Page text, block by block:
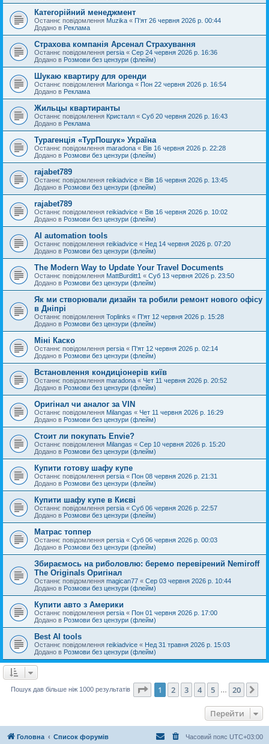
Категорійний менеджмент
Останнє повідомлення Muzika « П'ят 26 червня 2026 р. 00:44
Додано в Реклама
Страхова компанія Арсенал Страхування
Останнє повідомлення persia « Сер 24 червня 2026 р. 16:36
Додано в Розмови без цензури (флейм)
Шукаю квартиру для оренди
Останнє повідомлення Marionga « Пон 22 червня 2026 р. 16:54
Додано в Реклама
Жильцы квартиранты
Останнє повідомлення Кристалл « Суб 20 червня 2026 р. 16:43
Додано в Реклама
Турагенція «ТурПошук» Україна
Останнє повідомлення maradona « Вів 16 червня 2026 р. 22:28
Додано в Розмови без цензури (флейм)
rajabet789
Останнє повідомлення reikiadvice « Вів 16 червня 2026 р. 13:45
Додано в Розмови без цензури (флейм)
rajabet789
Останнє повідомлення reikiadvice « Вів 16 червня 2026 р. 10:02
Додано в Розмови без цензури (флейм)
AI automation tools
Останнє повідомлення reikiadvice « Нед 14 червня 2026 р. 07:20
Додано в Розмови без цензури (флейм)
The Modern Way to Update Your Travel Documents
Останнє повідомлення MattBurditt1 « Суб 13 червня 2026 р. 23:50
Додано в Розмови без цензури (флейм)
Як ми створювали дизайн та робили ремонт нового офісу
в Дніпрі
Останнє повідомлення Toplinks « П'ят 12 червня 2026 р. 15:28
Додано в Розмови без цензури (флейм)
Міні Каско
Останнє повідомлення persia « П'ят 12 червня 2026 р. 02:14
Додано в Розмови без цензури (флейм)
Встановлення кондиціонерів київ
Останнє повідомлення maradona « Чет 11 червня 2026 р. 20:52
Додано в Розмови без цензури (флейм)
Оригінал чи аналог за VIN
Останнє повідомлення Milangas « Чет 11 червня 2026 р. 16:29
Додано в Розмови без цензури (флейм)
Стоит ли покупать Envie?
Останнє повідомлення Milangas « Сер 10 червня 2026 р. 15:20
Додано в Розмови без цензури (флейм)
Купити готову шафу купе
Останнє повідомлення persia « Пон 08 червня 2026 р. 21:31
Додано в Розмови без цензури (флейм)
Купити шафу купе в Києві
Останнє повідомлення persia « Суб 06 червня 2026 р. 22:57
Додано в Розмови без цензури (флейм)
Матрас топпер
Останнє повідомлення persia « Суб 06 червня 2026 р. 00:03
Додано в Розмови без цензури (флейм)
Збираємось на риболовлю: беремо перевірений Nemiroff
The Originals Оригінал
Останнє повідомлення magican77 « Сер 03 червня 2026 р. 10:44
Додано в Розмови без цензури (флейм)
Купити авто з Америки
Останнє повідомлення persia « Пон 01 червня 2026 р. 17:00
Додано в Розмови без цензури (флейм)
Best AI tools
Останнє повідомлення reikiadvice « Нед 31 травня 2026 р. 15:03
Додано в Розмови без цензури (флейм)
Пошук дав більше ніж 1000 результатів Сторінка 1 20
1 2 3 4 5 20
Перейти
Головна Список форумів Часовий пояс UTC+03:00